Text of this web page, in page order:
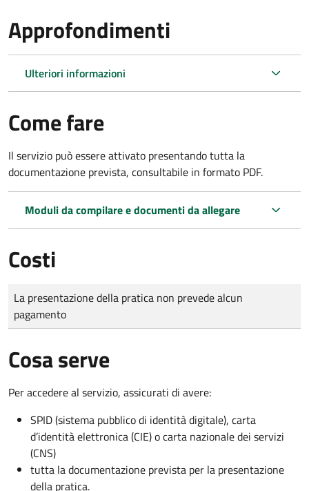
Approfondimenti
Ulteriori informazioni
Come fare
Il servizio può essere attivato presentando tutta la
documentazione prevista, consultabile in formato PDF.
Moduli da compilare e documenti da allegare
Costi
Tipo di pagamento
Importo
La presentazione della pratica non prevede alcun
pagamento
Cosa serve
Per accedere al servizio, assicurati di avere:
SPID (sistema pubblico di identità digitale), carta
d’identità elettronica (CIE) o carta nazionale dei servizi
(CNS)
tutta la documentazione prevista per la presentazione
della pratica.